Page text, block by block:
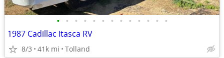
• • • • • • • • • • • • •
1987 Cadillac Itasca RV
8/3 41k mi Tolland